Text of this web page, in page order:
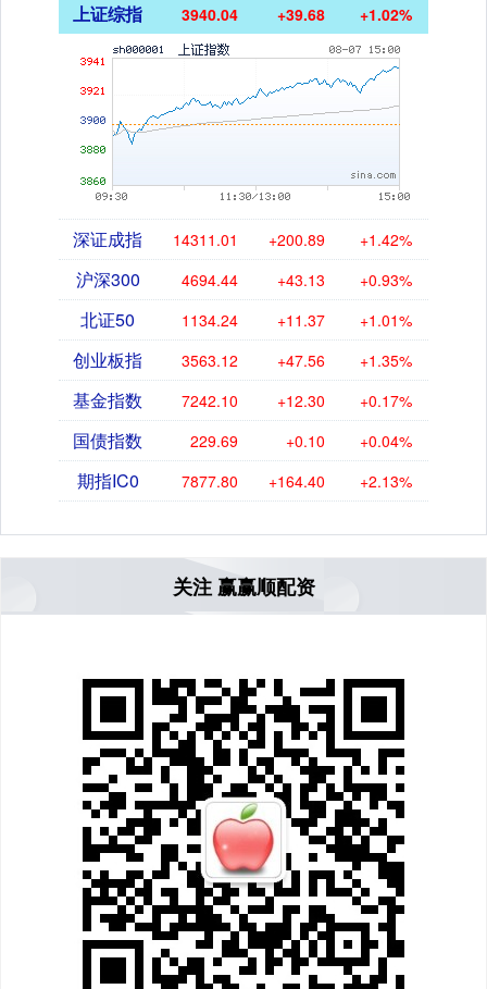
上证综指 3940.04 +39.68 +1.02%
深证成指 14311.01 +200.89 +1.42%
沪深300 4694.44 +43.13 +0.93%
北证50 1134.24 +11.37 +1.01%
创业板指 3563.12 +47.56 +1.35%
基金指数 7242.10 +12.30 +0.17%
国债指数 229.69 +0.10 +0.04%
期指IC0 7877.80 +164.40 +2.13%
关注 赢赢顺配资